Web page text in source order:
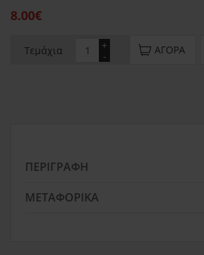
8.00€
Τεμάχια -
+ ΑΓΟΡΆ
ΠΕΡΙΓΡΑΦΉ
ΜΕΤΑΦΟΡΙΚΆ